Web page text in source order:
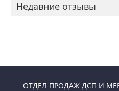
Недавние отзывы
ОТДЕЛ ПРОДАЖ ДСП И